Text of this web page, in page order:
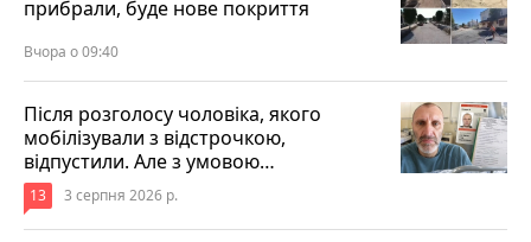
прибрали, буде нове покриття
Вчора о 09:40
Після розголосу чоловіка, якого
мобілізували з відстрочкою,
відпустили. Але з умовою…
13 3 серпня 2026 р.